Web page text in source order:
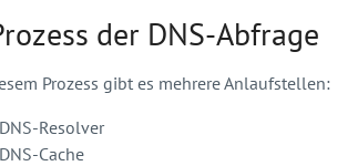
der DNS-Abfrage
Prozess gibt es mehrere Anlaufstellen:
DNS-Resolver
DNS-Cache